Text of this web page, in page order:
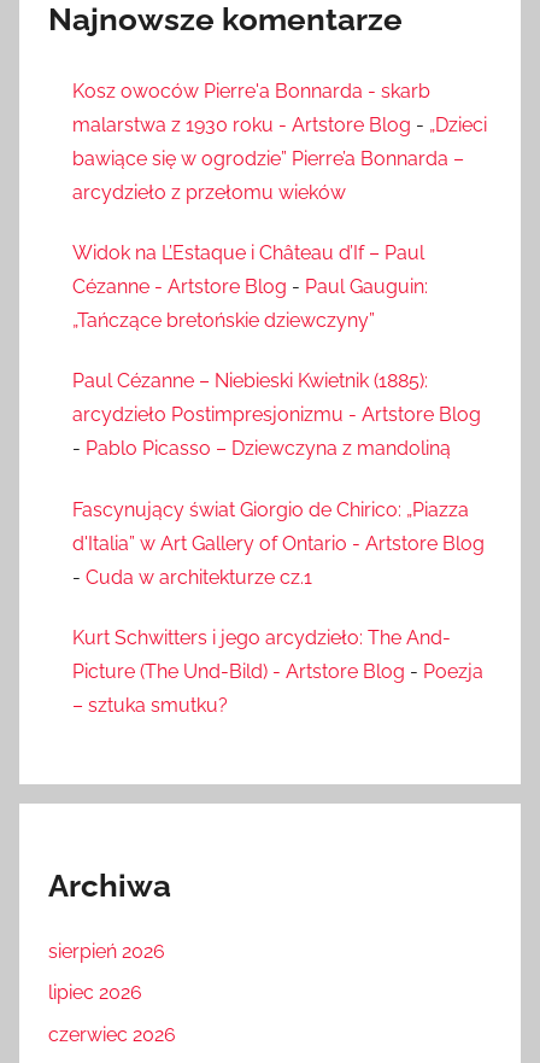
Najnowsze komentarze
Kosz owoców Pierre'a Bonnarda - skarb
malarstwa z 1930 roku - Artstore Blog - „Dzieci
bawiące się w ogrodzie” Pierre’a Bonnarda –
arcydzieło z przełomu wieków
Widok na L’Estaque i Château d’If – Paul
Cézanne - Artstore Blog - Paul Gauguin:
„Tańczące bretońskie dziewczyny”
Paul Cézanne – Niebieski Kwietnik (1885):
arcydzieło Postimpresjonizmu - Artstore Blog
- Pablo Picasso – Dziewczyna z mandoliną
Fascynujący świat Giorgio de Chirico: „Piazza
d'Italia” w Art Gallery of Ontario - Artstore Blog
- Cuda w architekturze cz.1
Kurt Schwitters i jego arcydzieło: The And-
Picture (The Und-Bild) - Artstore Blog - Poezja
– sztuka smutku?
Archiwa
sierpień 2026
lipiec 2026
czerwiec 2026